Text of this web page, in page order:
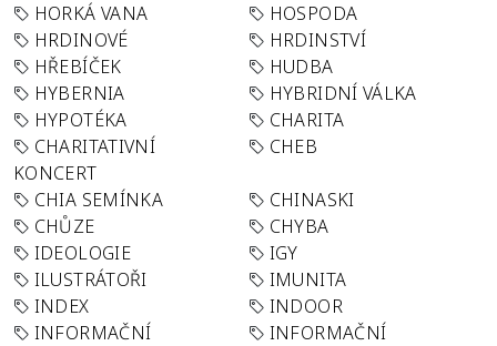
HORKÁ VANA
HOSPODA
HRDINOVÉ
HRDINSTVÍ
HŘEBÍČEK
HUDBA
HYBERNIA
HYBRIDNÍ VÁLKA
HYPOTÉKA
CHARITA
CHARITATIVNÍ
KONCERT
CHEB
CHIA SEMÍNKA
CHINASKI
CHŮZE
CHYBA
IDEOLOGIE
IGY
ILUSTRÁTOŘI
IMUNITA
INDEX
INDOOR
INFORMAČNÍ
INFORMAČNÍ